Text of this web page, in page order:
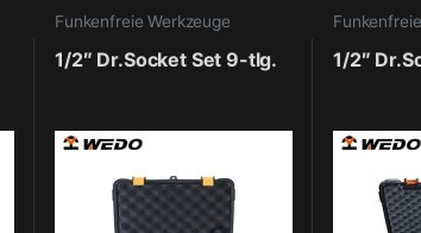
Funkenfreie Werkzeuge
1/2″ Dr.Socket Set 9-tlg. 1/2″